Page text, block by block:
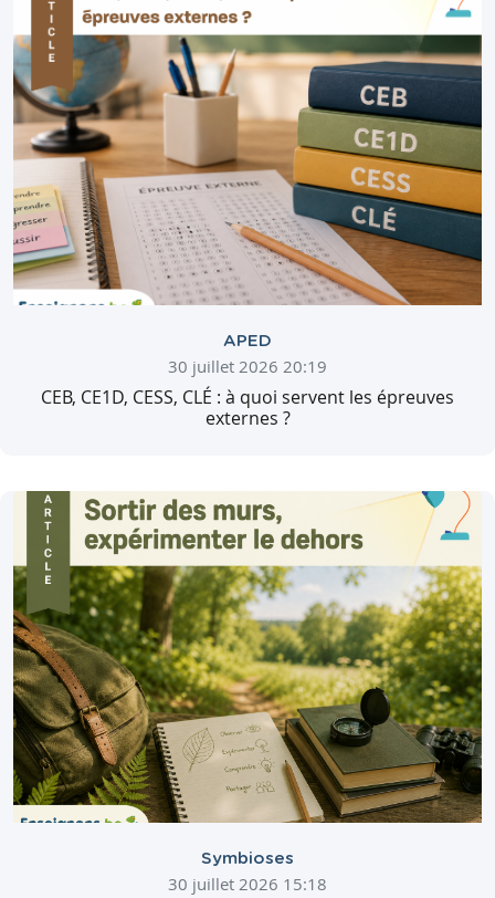
APED
30 juillet 2026 20:19
CEB, CE1D, CESS, CLÉ : à quoi servent les épreuves
externes ?
Symbioses
30 juillet 2026 15:18